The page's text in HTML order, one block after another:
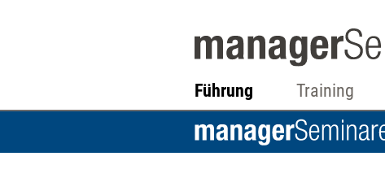
Führung Training